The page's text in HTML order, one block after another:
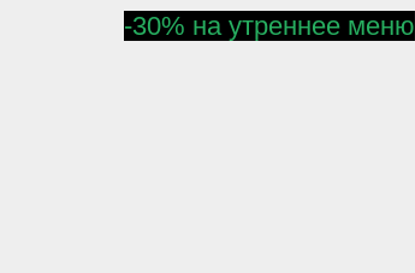
-30% на утреннее меню